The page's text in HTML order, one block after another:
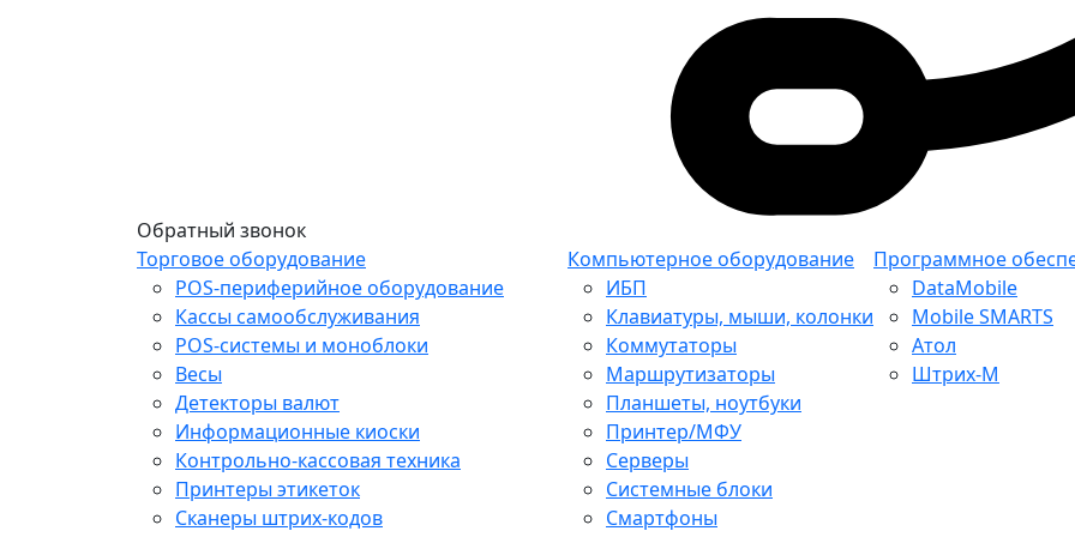
Обратный звонок
Торговое оборудование
POS-периферийное оборудование
Кассы самообслуживания
POS-системы и моноблоки
Весы
Детекторы валют
Информационные киоски
Контрольно-кассовая техника
Принтеры этикеток
Сканеры штрих-кодов
Компьютерное оборудование
ИБП
Клавиатуры, мыши, колонки
Коммутаторы
Маршрутизаторы
Планшеты, ноутбуки
Принтер/МФУ
Серверы
Системные блоки
Смартфоны
Программное
DataMobile
Mobile SMARTS
Атол
Штрих-М